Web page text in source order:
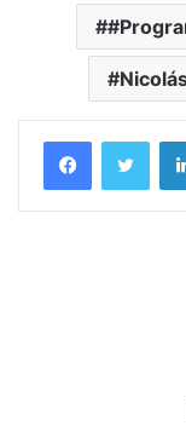
Facebook